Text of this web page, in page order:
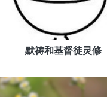
默祷和基督徒灵修